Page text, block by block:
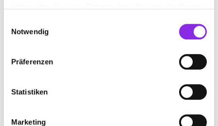
Notwendig
Präferenzen
Statistiken
Marketing